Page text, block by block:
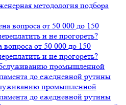
методология подбора
от 50 000 до 150
и не прогореть?
промышленной
до ежедневной рутины